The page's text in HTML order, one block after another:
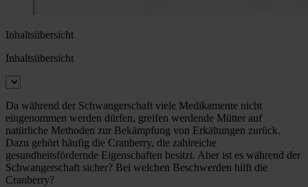
Inhaltsübersicht
Inhaltsübersicht
Da während der Schwangerschaft viele Medikamente nicht
eingenommen werden dürfen, greifen werdende Mütter auf
natürliche Methoden zur Bekämpfung von Erkältungen zurück.
Dazu gehört häufig die Cranberry, die zahlreiche
gesundheitsfördernde Eigenschaften besitzt. Aber ist es während der
Schwangerschaft sicher? Bei welchen Beschwerden hilft die
Cranberry?